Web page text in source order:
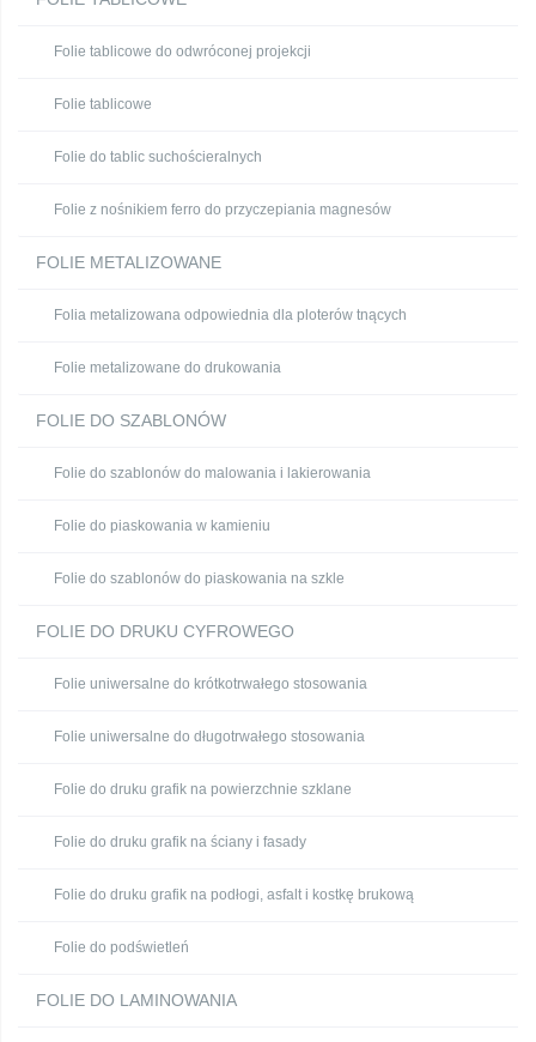
Folie tablicowe do odwróconej projekcji
Folie tablicowe
Folie do tablic suchościeralnych
Folie z nośnikiem ferro do przyczepiania magnesów
FOLIE METALIZOWANE
Folia metalizowana odpowiednia dla ploterów tnących
Folie metalizowane do drukowania
FOLIE DO SZABLONÓW
Folie do szablonów do malowania i lakierowania
Folie do piaskowania w kamieniu
Folie do szablonów do piaskowania na szkle
FOLIE DO DRUKU CYFROWEGO
Folie uniwersalne do krótkotrwałego stosowania
Folie uniwersalne do długotrwałego stosowania
Folie do druku grafik na powierzchnie szklane
Folie do druku grafik na ściany i fasady
Folie do druku grafik na podłogi, asfalt i kostkę brukową
Folie do podświetleń
FOLIE DO LAMINOWANIA